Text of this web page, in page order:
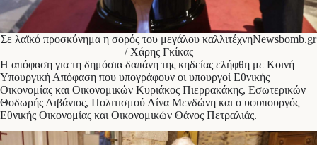
Σε λαϊκό προσκύνημα η σορός του μεγάλου καλλιτέχνηNewsbomb.gr
/ Χάρης Γκίκας
Η απόφαση για τη δημόσια δαπάνη της κηδείας ελήφθη με Κοινή
Υπουργική Απόφαση που υπογράφουν οι υπουργοί Εθνικής
Οικονομίας και Οικονομικών Κυριάκος Πιερρακάκης, Εσωτερικών
Θοδωρής Λιβάνιος, Πολιτισμού Λίνα Μενδώνη και ο υφυπουργός
Εθνικής Οικονομίας και Οικονομικών Θάνος Πετραλιάς.